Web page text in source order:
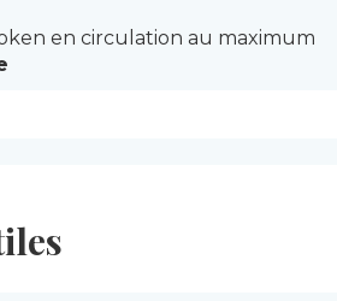
en circulation au maximum